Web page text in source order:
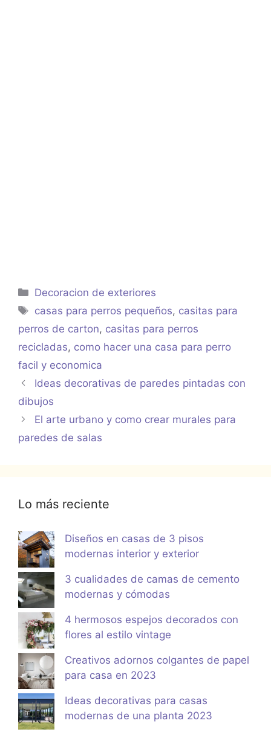
Categorías
Decoracion de exteriores
Etiquetas
casas para perros pequeños, casitas para
perros de carton, casitas para perros
recicladas, como hacer una casa para perro
facil y economica
Ideas decorativas de paredes pintadas con
dibujos
El arte urbano y como crear murales para
paredes de salas
Lo más reciente
Diseños en casas de 3 pisos
modernas interior y exterior
3 cualidades de camas de cemento
modernas y cómodas
4 hermosos espejos decorados con
flores al estilo vintage
Creativos adornos colgantes de papel
para casa en 2023
Ideas decorativas para casas
modernas de una planta 2023